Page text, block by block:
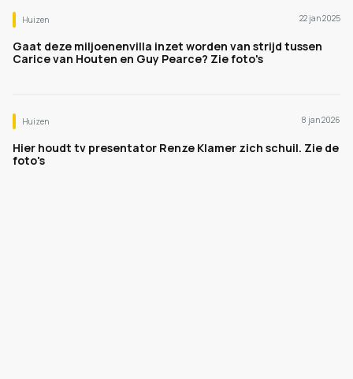
Huizen 22 jan 2025
Gaat deze miljoenenvilla inzet worden van strijd tussen
Carice van Houten en Guy Pearce? Zie foto's
Huizen 8 jan 2026
Hier houdt tv presentator Renze Klamer zich schuil. Zie de
foto's